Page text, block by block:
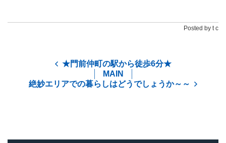
Posted by t c
★門前仲町の駅から徒歩6分★
MAIN
絶妙エリアでの暮らしはどうでしょうか～～